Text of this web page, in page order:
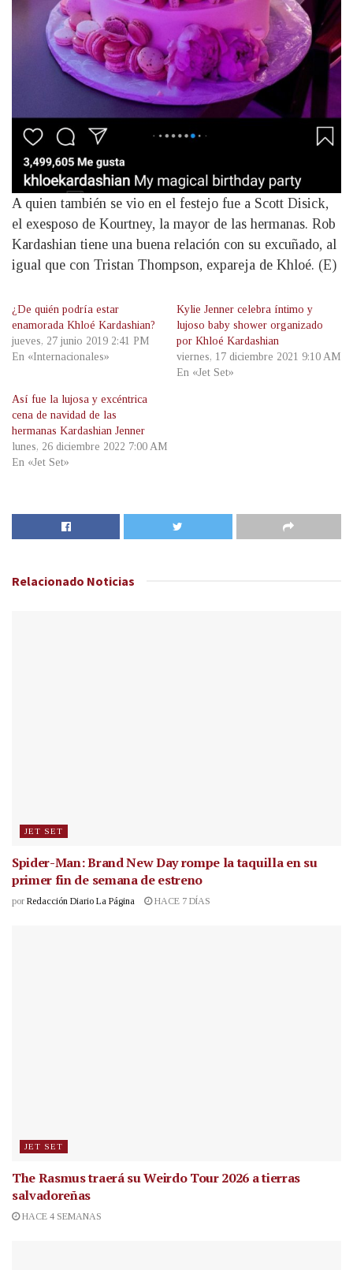
A quien también se vio en el festejo fue a Scott Disick,
el exesposo de Kourtney, la mayor de las hermanas. Rob
Kardashian tiene una buena relación con su excuñado, al
igual que con Tristan Thompson, expareja de Khloé. (E)
¿De quién podría estar
enamorada Khloé Kardashian?
jueves, 27 junio 2019 2:41 PM
En «Internacionales»
Kylie Jenner celebra íntimo y
lujoso baby shower organizado
por Khloé Kardashian
viernes, 17 diciembre 2021 9:10 AM
En «Jet Set»
Así fue la lujosa y excéntrica
cena de navidad de las
hermanas Kardashian Jenner
lunes, 26 diciembre 2022 7:00 AM
En «Jet Set»
Relacionado Noticias
JET SET
Spider-Man: Brand New Day rompe la taquilla en su
primer fin de semana de estreno
por Redacción Diario La Página HACE 7 DÍAS
JET SET
The Rasmus traerá su Weirdo Tour 2026 a tierras
salvadoreñas
HACE 4 SEMANAS